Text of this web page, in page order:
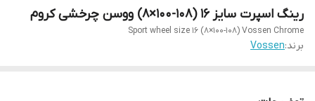
رینگ اسپرت سایز ۱۶ (۱۰۸-۱۰۰×۸) ووسن چرخشی کروم
Sport wheel size 16 (8×100-108) Vossen Chrome
برند:Vossen